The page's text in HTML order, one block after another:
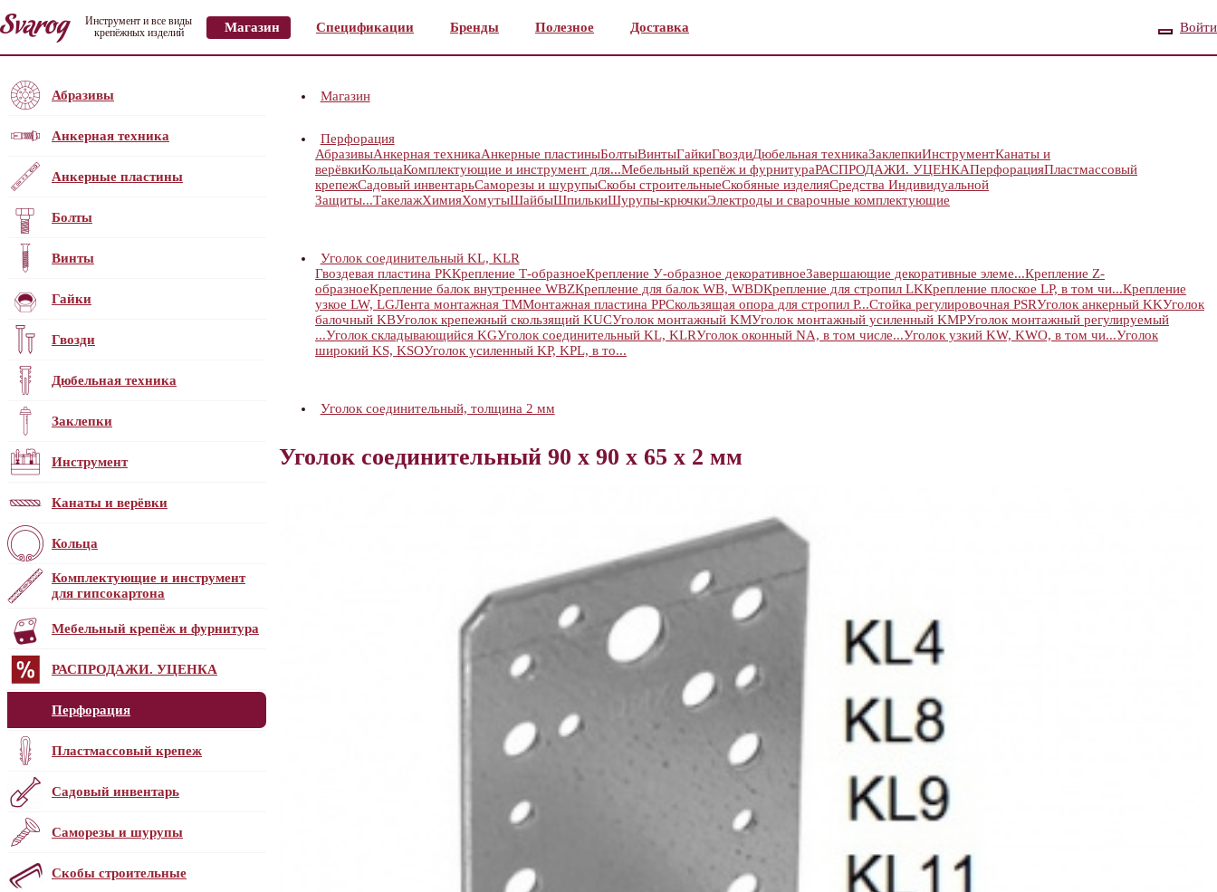
Инструмент и все виды
крепёжных изделий
Магазин Спецификации Бренды Полезное Доставка Войти
Абразивы
Анкерная техника
Анкерные пластины
Болты
Винты
Гайки
Гвозди
Дюбельная техника
Заклепки
Инструмент
Канаты и верёвки
Кольца
Комплектующие и инструмент
для гипсокартона
Мебельный крепёж и фурнитура
РАСПРОДАЖИ. УЦЕНКА
Перфорация
Пластмассовый крепеж
Садовый инвентарь
Саморезы и шурупы
Скобы строительные
Магазин
Перфорация
АбразивыАнкерная техникаАнкерные пластиныБолтыВинтыГайкиГвоздиДюбельная техникаЗаклепкиИнструментКанаты и
верёвкиКольцаКомплектующие и инструмент для...Мебельный крепёж и фурнитураРАСПРОДАЖИ. УЦЕНКАПерфорацияПластмассовый
крепежСадовый инвентарьСаморезы и шурупыСкобы строительныеСкобяные изделияСредства Индивидуальной
Защиты...ТакелажХимияХомутыШайбыШпилькиШурупы-крючкиЭлектроды и сварочные комплектующие
Уголок соединительный KL, KLR
Гвоздевая пластина PKКрепление Т-образноеКрепление У-образное декоративноеЗавершающие декоративные элеме...Крепление Z-
образноеКрепление балок внутреннее WBZКрепление для балок WB, WBDКрепление для стропил LKКрепление плоское LP, в том чи...Крепление
узкое LW, LGЛента монтажная TMМонтажная пластина PPСкользящая опора для стропил P...Стойка регулировочная PSRУголок анкерный KKУголок
балочный KBУголок крепежный скользящий KUCУголок монтажный KMУголок монтажный усиленный KMPУголок монтажный регулируемый
...Уголок складывающийся KGУголок соединительный KL, KLRУголок оконный NA, в том числе...Уголок узкий KW, KWO, в том чи...Уголок
широкий KS, KSOУголок усиленный KP, KPL, в то...
Уголок соединительный, толщина 2 мм
Уголок соединительный 90 х 90 х 65 х 2 мм